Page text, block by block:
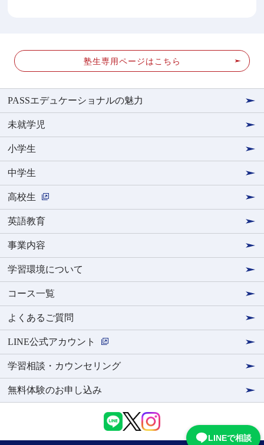
塾生専用ページはこちら
PASSエデュケーショナルの魅力
未就学児
小学生
中学生
高校生
英語教育
事業内容
学習環境について
コース一覧
よくあるご質問
LINE公式アカウント
学習相談・カウンセリング
無料体験のお申し込み
LINEで相談